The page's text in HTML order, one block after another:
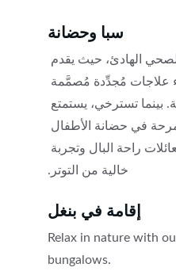
إقامة في بنغل
Relax in nature with
bungalows.
سبا وحضانة
الهادئ، حيث يقدم
علاجات مُجدِّدة مُصمَّمة
بينما تسترخي، يستمتع
في حضانة الأطفال
راحة البال وتجربة
خالية من التوتر.